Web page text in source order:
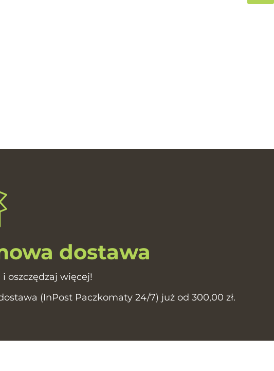
dostawa
oszczędzaj więcej!
(InPost Paczkomaty 24/7) już od 300,00 zł.